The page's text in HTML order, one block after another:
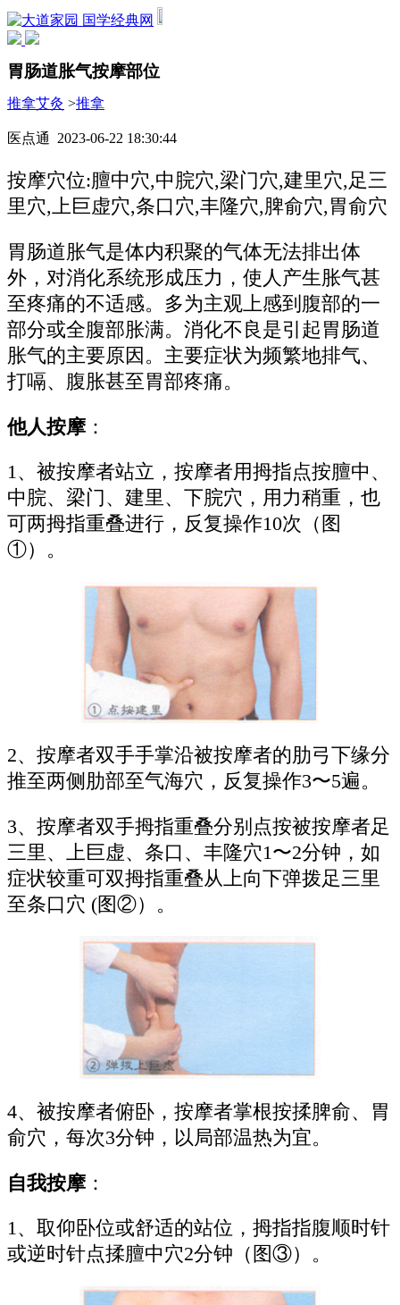
国学经典网
胃肠道胀气按摩部位
推拿艾灸 >推拿
医点通 2023-06-22 18:30:44
按摩穴位:膻中穴,中脘穴,梁门穴,建里穴,足三
里穴,上巨虚穴,条口穴,丰隆穴,脾俞穴,胃俞穴
胃肠道胀气是体内积聚的气体无法排出体
外，对消化系统形成压力，使人产生胀气甚
至疼痛的不适感。多为主观上感到腹部的一
部分或全腹部胀满。消化不良是引起胃肠道
胀气的主要原因。主要症状为频繁地排气、
打嗝、腹胀甚至胃部疼痛。
他人按摩 ：
1、被按摩者站立，按摩者用拇指点按膻中、
中脘、梁门、建里、下脘穴，用力稍重，也
可两拇指重叠进行，反复操作10次（图
①）。
2、按摩者双手手掌沿被按摩者的肋弓下缘分
推至两侧肋部至气海穴，反复操作3〜5遍。
3、按摩者双手拇指重叠分别点按被按摩者足
三里、上巨虚、条口、丰隆穴1〜2分钟，如
症状较重可双拇指重叠从上向下弹拨足三里
至条口穴 (图②）。
4、被按摩者俯卧，按摩者掌根按揉脾俞、胃
俞穴，每次3分钟，以局部温热为宜。
自我按摩 ：
1、取仰卧位或舒适的站位，拇指指腹顺时针
或逆时针点揉膻中穴2分钟（图③）。